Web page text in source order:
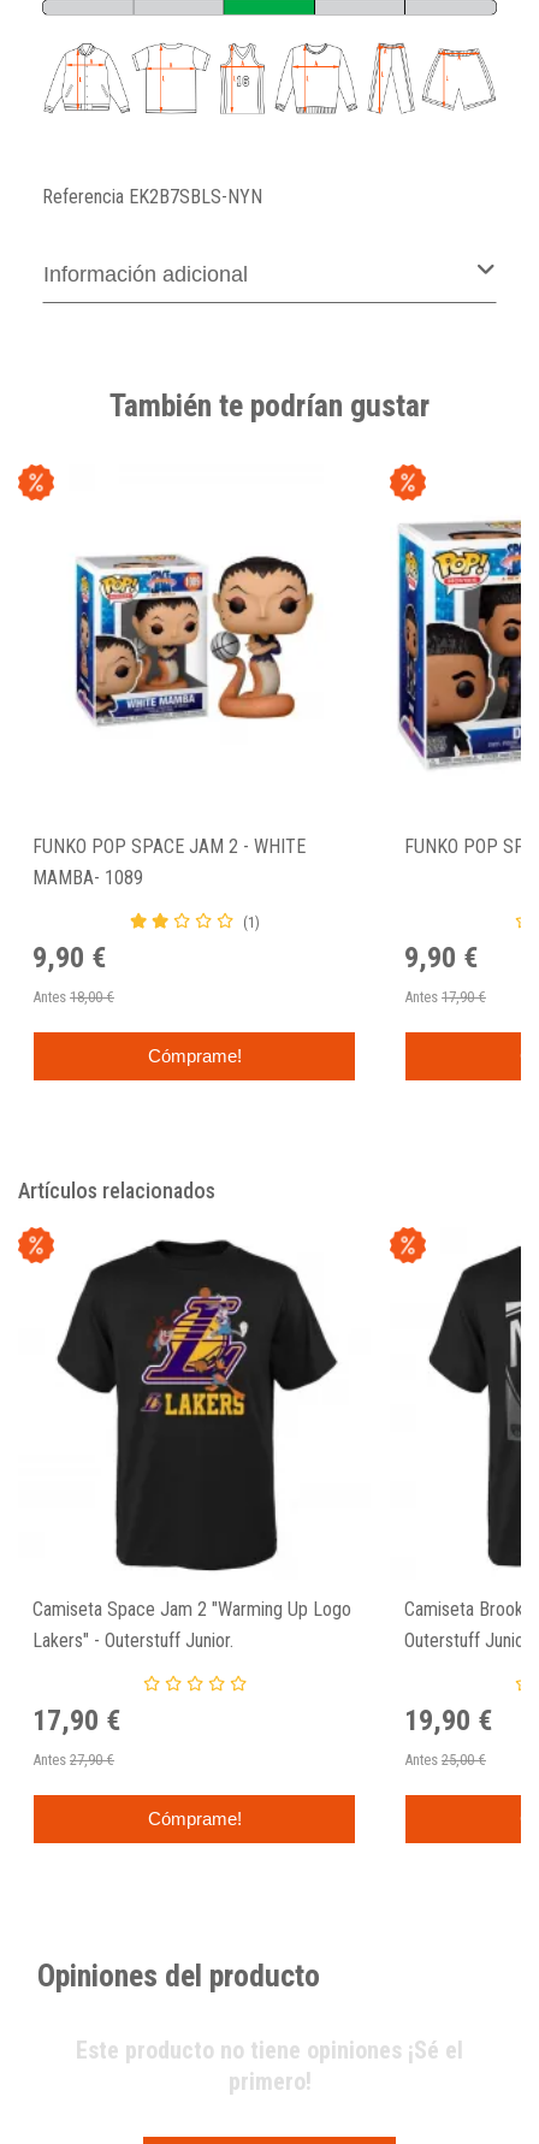
Referencia EK2B7SBLS-NYN
Información adicional
También te podrían gustar
FUNKO POP SPACE JAM 2 - WHITE
MAMBA- 1089
(1)
9,90 €
Antes 18,00 €
Cómprame!
FUNKO POP
9,90 €
Antes 17,90 €
Artículos relacionados
Camiseta Space Jam 2 "Warming Up Logo
Lakers" - Outerstuff Junior.
17,90 €
Antes 27,90 €
Cómprame!
Camiseta
Outerstuff Junior
19,90 €
Antes 25,00 €
Opiniones del producto
Este producto no tiene opiniones ¡Sé el
primero!